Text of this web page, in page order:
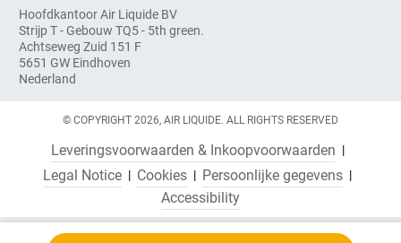
Hoofdkantoor Air Liquide BV
Strijp T - Gebouw TQ5 - 5th green.
Achtseweg Zuid 151 F
5651 GW Eindhoven
Nederland
© COPYRIGHT 2026, AIR LIQUIDE. ALL RIGHTS RESERVED
Leveringsvoorwaarden & Inkoopvoorwaarden
Legal Notice
Cookies
Persoonlijke gegevens
Accessibility